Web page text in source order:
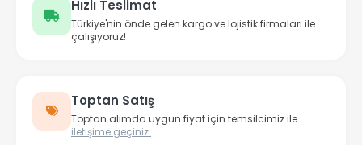
Hızlı Teslimat
Türkiye'nin önde gelen kargo ve lojistik firmaları ile
çalışıyoruz!
Toptan Satış
Toptan alımda uygun fiyat için temsilcimiz ile
iletişime geçiniz.